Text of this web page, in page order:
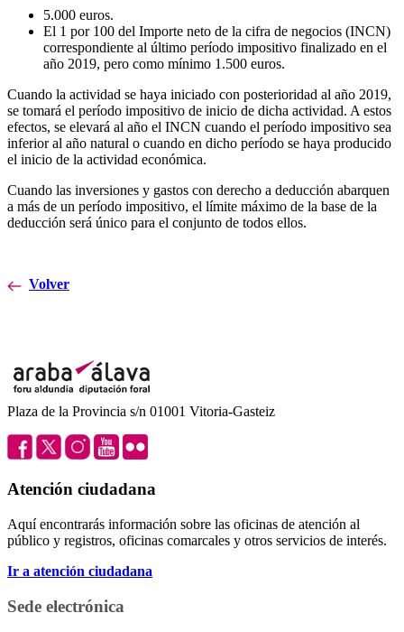
5.000 euros.
El 1 por 100 del Importe neto de la cifra de negocios (INCN)
correspondiente al último período impositivo finalizado en el
año 2019, pero como mínimo 1.500 euros.
Cuando la actividad se haya iniciado con posterioridad al año 2019,
se tomará el período impositivo de inicio de dicha actividad. A estos
efectos, se elevará al año el INCN cuando el período impositivo sea
inferior al año natural o cuando en dicho período se haya producido
el inicio de la actividad económica.
Cuando las inversiones y gastos con derecho a deducción abarquen
a más de un período impositivo, el límite máximo de la base de la
deducción será único para el conjunto de todos ellos.
Volver
Plaza de la Provincia s/n 01001 Vitoria-Gasteiz
Atención ciudadana
Aquí encontrarás información sobre las oficinas de atención al
público y registros, oficinas comarcales y otros servicios de interés.
Ir a atención ciudadana
Sede electrónica